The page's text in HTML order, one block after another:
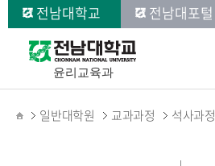
전남대학교 전남대포털
윤리교육과
일반대학원 교과과정 석사과정